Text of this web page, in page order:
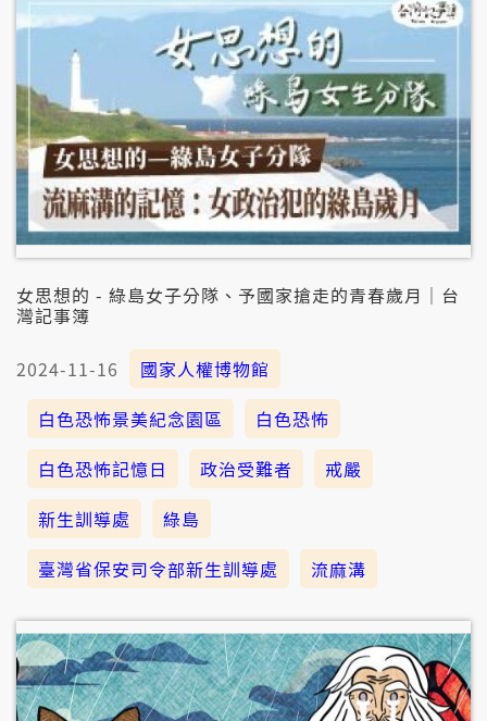
女思想的 - 綠島女子分隊、予國家搶走的青春歲月｜台
灣記事簿
2024-11-16
國家人權博物館
白色恐怖景美紀念園區
白色恐怖
白色恐怖記憶日
政治受難者
戒嚴
新生訓導處
綠島
臺灣省保安司令部新生訓導處
流麻溝